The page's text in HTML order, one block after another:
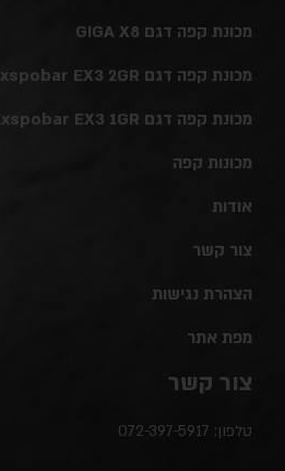
מכונת קפה דגם GIGA X8
מכונת קפה דגם Exspobar EX3 2GR
מכונת קפה דגם Exspobar EX3 1GR
מכונות קפה
אודות
צור קשר
הצהרת נגישות
מפת אתר
צור קשר
טלפון: 072-397-5917